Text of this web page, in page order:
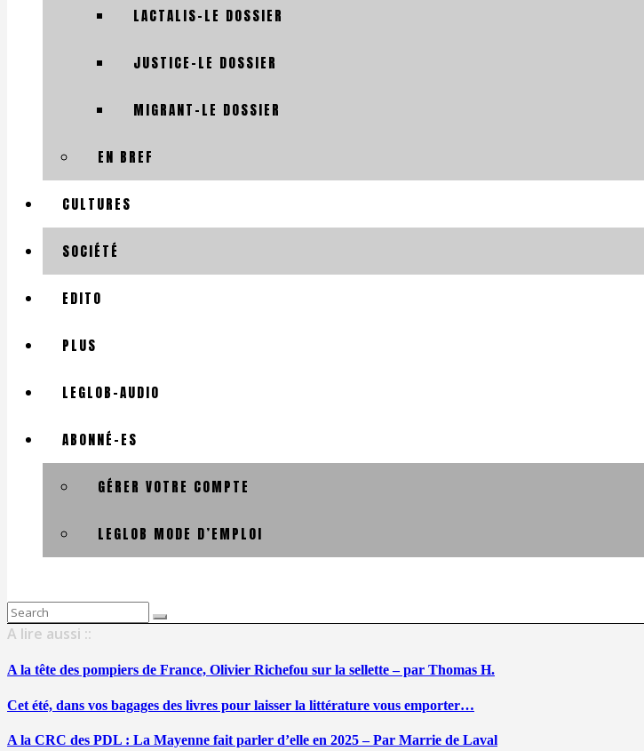
LACTALIS-LE DOSSIER
JUSTICE-LE DOSSIER
MIGRANT-LE DOSSIER
EN BREF
CULTURES
SOCIÉTÉ
EDITO
PLUS
LEGLOB-AUDIO
ABONNÉ-ES
GÉRER VOTRE COMPTE
LEGLOB MODE D’EMPLOI
Search
for:
A lire aussi ::
A la tête des pompiers de France, Olivier Richefou sur la sellette – par Thomas H.
Cet été, dans vos bagages des livres pour laisser la littérature vous emporter…
A la CRC des PDL : La Mayenne fait parler d’elle en 2025 – Par Marrie de Laval